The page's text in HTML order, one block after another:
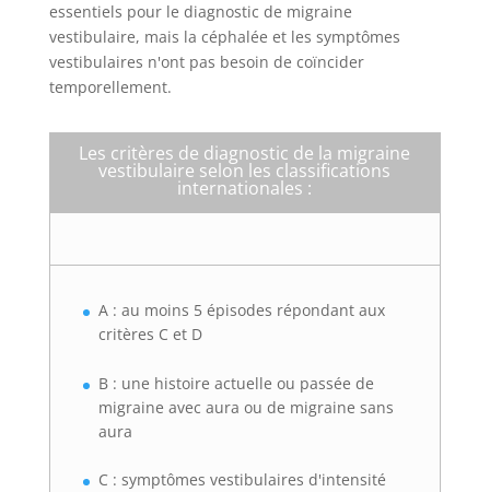
essentiels pour le diagnostic de migraine
vestibulaire, mais la céphalée et les symptômes
vestibulaires n'ont pas besoin de coïncider
temporellement.
Les critères de diagnostic de la migraine
vestibulaire selon les classifications
internationales :
A : au moins 5 épisodes répondant aux
critères C et D
B : une histoire actuelle ou passée de
migraine avec aura ou de migraine sans
aura
C : symptômes vestibulaires d'intensité